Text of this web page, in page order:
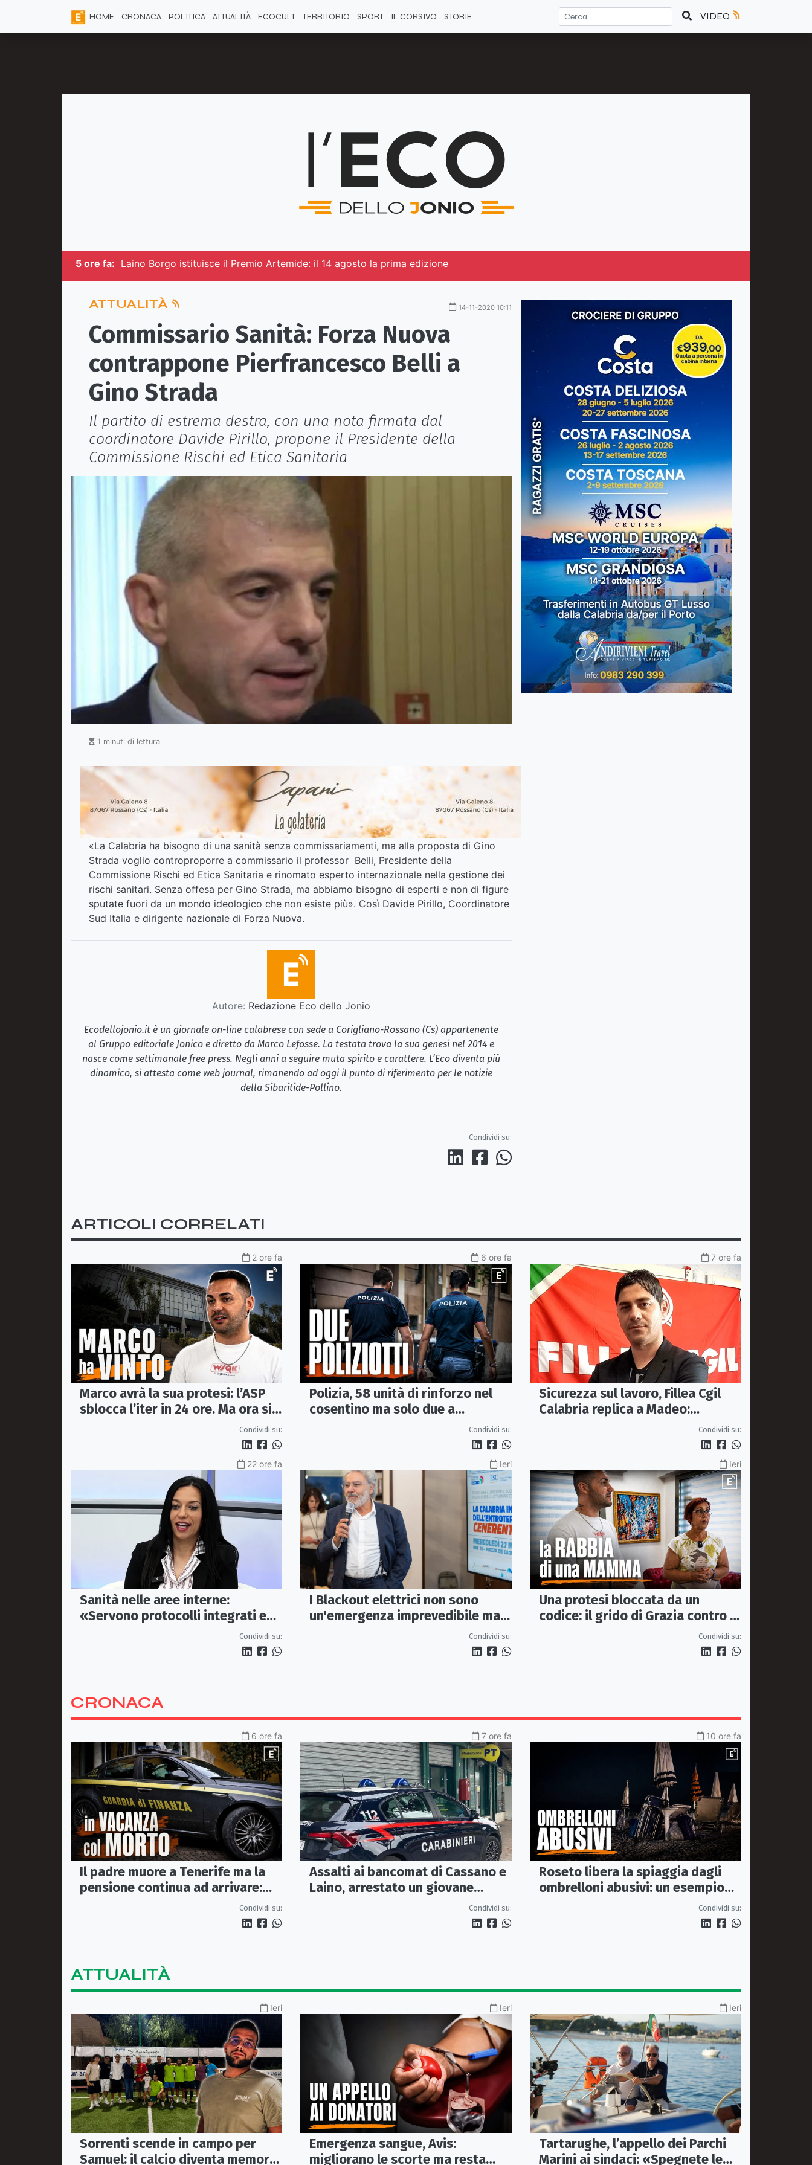
HOME CRONACA POLITICA ATTUALITÀ ECOCULT TERRITORIO SPORT IL CORSIVO STORIE VIDEO
5 ore fa: Laino Borgo istituisce il Premio Artemide: il 14 agosto la prima edizione
ATTUALITÀ 14-11-2020 10:11
Commissario Sanità: Forza Nuova
contrappone Pierfrancesco Belli a
Gino Strada
Il partito di estrema destra, con una nota firmata dal
coordinatore Davide Pirillo, propone il Presidente della
Commissione Rischi ed Etica Sanitaria
1 minuti di lettura
«La Calabria ha bisogno di una sanità senza commissariamenti, ma alla proposta di Gino
Strada voglio controproporre a commissario il professor Belli, Presidente della
Commissione Rischi ed Etica Sanitaria e rinomato esperto internazionale nella gestione dei
rischi sanitari. Senza offesa per Gino Strada, ma abbiamo bisogno di esperti e non di figure
sputate fuori da un mondo ideologico che non esiste più». Così Davide Pirillo, Coordinatore
Sud Italia e dirigente nazionale di Forza Nuova.
Autore: Redazione Eco dello Jonio
Ecodellojonio.it è un giornale on-line calabrese con sede a Corigliano-Rossano (Cs) appartenente
al Gruppo editoriale Jonico e diretto da Marco Lefosse. La testata trova la sua genesi nel 2014 e
nasce come settimanale free press. Negli anni a seguire muta spirito e carattere. L’Eco diventa più
dinamico, si attesta come web journal, rimanendo ad oggi il punto di riferimento per le notizie
della Sibaritide-Pollino.
Condividi su:
ARTICOLI CORRELATI
2 ore fa
Marco avrà la sua protesi: l’ASP
sblocca l’iter in 24 ore. Ma ora si
apre il caso dell’Ufficio ausiliCondividi su:
6 ore fa
Polizia, 58 unità di rinforzo nel
cosentino ma solo due a
Corigliano-Rossano e due aCondividi su:
7 ore fa
Sicurezza sul lavoro, Fillea Cgil
Calabria replica a Madeo:
«Servono controlli, non incentivi
Condividi su:
22 ore fa
Sanità nelle aree interne:
«Servono protocolli integrati e
mezzi dedicati per garantireCondividi su:
Ieri
I Blackout elettrici non sono
un'emergenza imprevedibile ma
Condividi su:
Ieri
Una protesi bloccata da un
codice: il grido di Grazia contro la
Condividi su:
CRONACA
6 ore fa
Il padre muore a Tenerife ma la
pensione continua ad arrivare:
Condividi su:
7 ore fa
Assalti ai bancomat di Cassano e
Laino, arrestato un giovane
Condividi su:
10 ore fa
Roseto libera la spiaggia dagli
ombrelloni abusivi: un esempio
Condividi su:
ATTUALITÀ
Ieri
Sorrenti scende in campo per
Samuel: il calcio diventa memoria
Ieri
Emergenza sangue, Avis:
migliorano le scorte ma resta
Ieri
Tartarughe, l’appello dei Parchi
Marini ai sindaci: «Spegnete le